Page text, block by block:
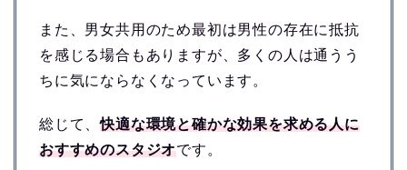
また、男女共用のため最初は男性の存在に抵抗
を感じる場合もありますが、多くの人は通うう
ちに気にならなくなっています。
総じて、快適な環境と確かな効果を求める人に
おすすめのスタジオです。